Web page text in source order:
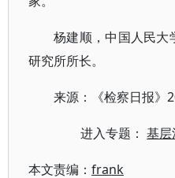
杨建顺，中国人民大
研究所所长。
来源：《检察日报》
进入专题：基
本文责编： frank